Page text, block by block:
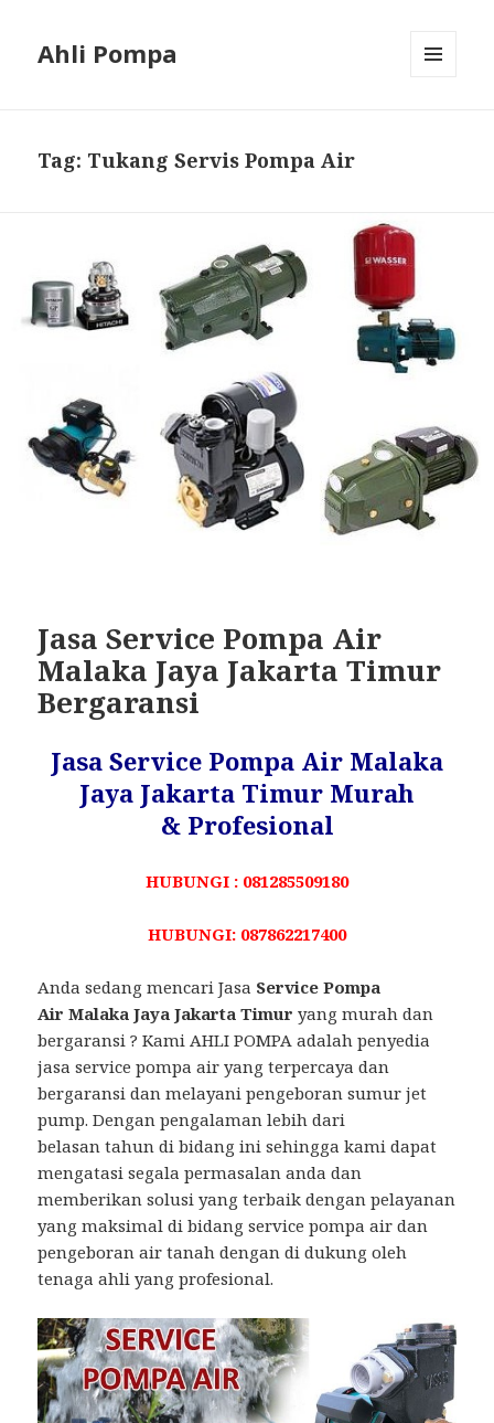
Ahli Pompa
Tag: Tukang Servis Pompa Air
Jasa Service Pompa Air
Malaka Jaya Jakarta Timur
Bergaransi
Jasa Service Pompa Air Malaka
Jaya Jakarta Timur Murah
& Profesional
HUBUNGI : 081285509180
HUBUNGI: 087862217400
Anda sedang mencari Jasa Service Pompa
Air Malaka Jaya Jakarta Timur yang murah dan
bergaransi ? Kami AHLI POMPA adalah penyedia
jasa service pompa air yang terpercaya dan
bergaransi dan melayani pengeboran sumur jet
pump. Dengan pengalaman lebih dari
belasan tahun di bidang ini sehingga kami dapat
mengatasi segala permasalan anda dan
memberikan solusi yang terbaik dengan pelayanan
yang maksimal di bidang service pompa air dan
pengeboran air tanah dengan di dukung oleh
tenaga ahli yang profesional.